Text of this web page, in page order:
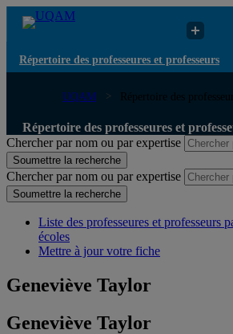
Répertoire des professeures et professeurs
UQAM Répertoire des
Répertoire des professeures et
Chercher par nom ou par expertise
Soumettre la recherche
Chercher par nom ou par expertise
Soumettre la recherche
Liste des professeures et professeurs
écoles
Mettre à jour votre fiche
Geneviève Taylor
Geneviève Taylor